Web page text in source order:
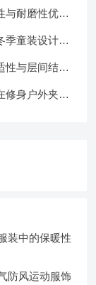
与耐磨性优化
季童装设计中
性与层间结合
修身户外夹克
装中的保暖性
防风运动服饰